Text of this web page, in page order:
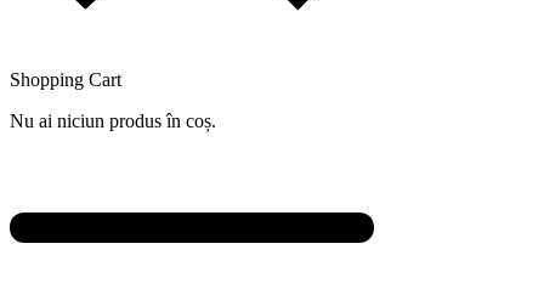
Shopping Cart
Nu ai niciun produs în coș.